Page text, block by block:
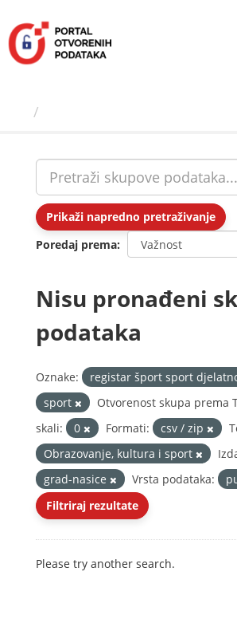
sadržaj
Prikaži napredno pretraživanje
Poredaj prema
Nisu pronađeni
podataka
Oznake:
registar šport sport
sport
Otvorenost skupa prema
skali:
0 Formati: csv / zip
Obrazovanje, kultura i sport
grad-nasice
Vrsta podataka:
Filtriraj rezultate
Please try another search.